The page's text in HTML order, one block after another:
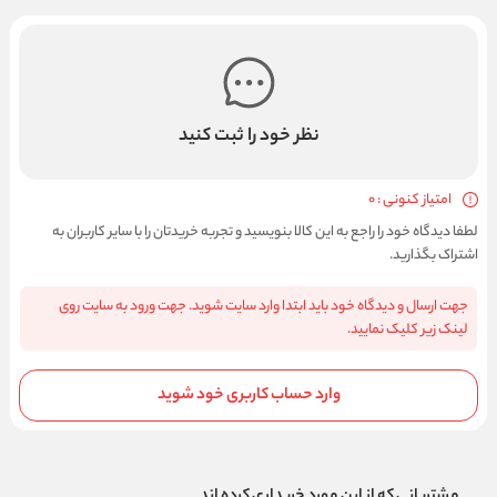
نظر خود را ثبت کنید
امتیاز کنونی : 0
لطفا دیدگاه خود را راجع به این کالا بنویسید و تجربه خریدتان را با سایر کاربران به
اشتراک بگذارید.
جهت ارسال و دیدگاه خود باید ابتدا وارد سایت شوید. جهت ورود به سایت روی
لینک زیر کلیک نمایید.
وارد حساب کاربری خود شوید